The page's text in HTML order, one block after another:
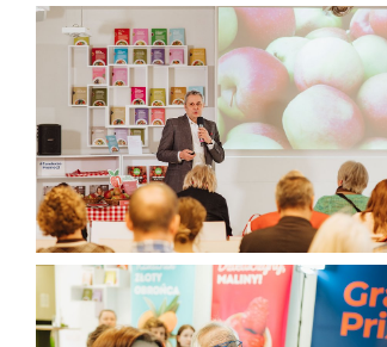
CORE TEAM Konferencja luty 2025
(25).jpg
437 KB
CORE TEAM Konferencja luty 2025
(29).jpg